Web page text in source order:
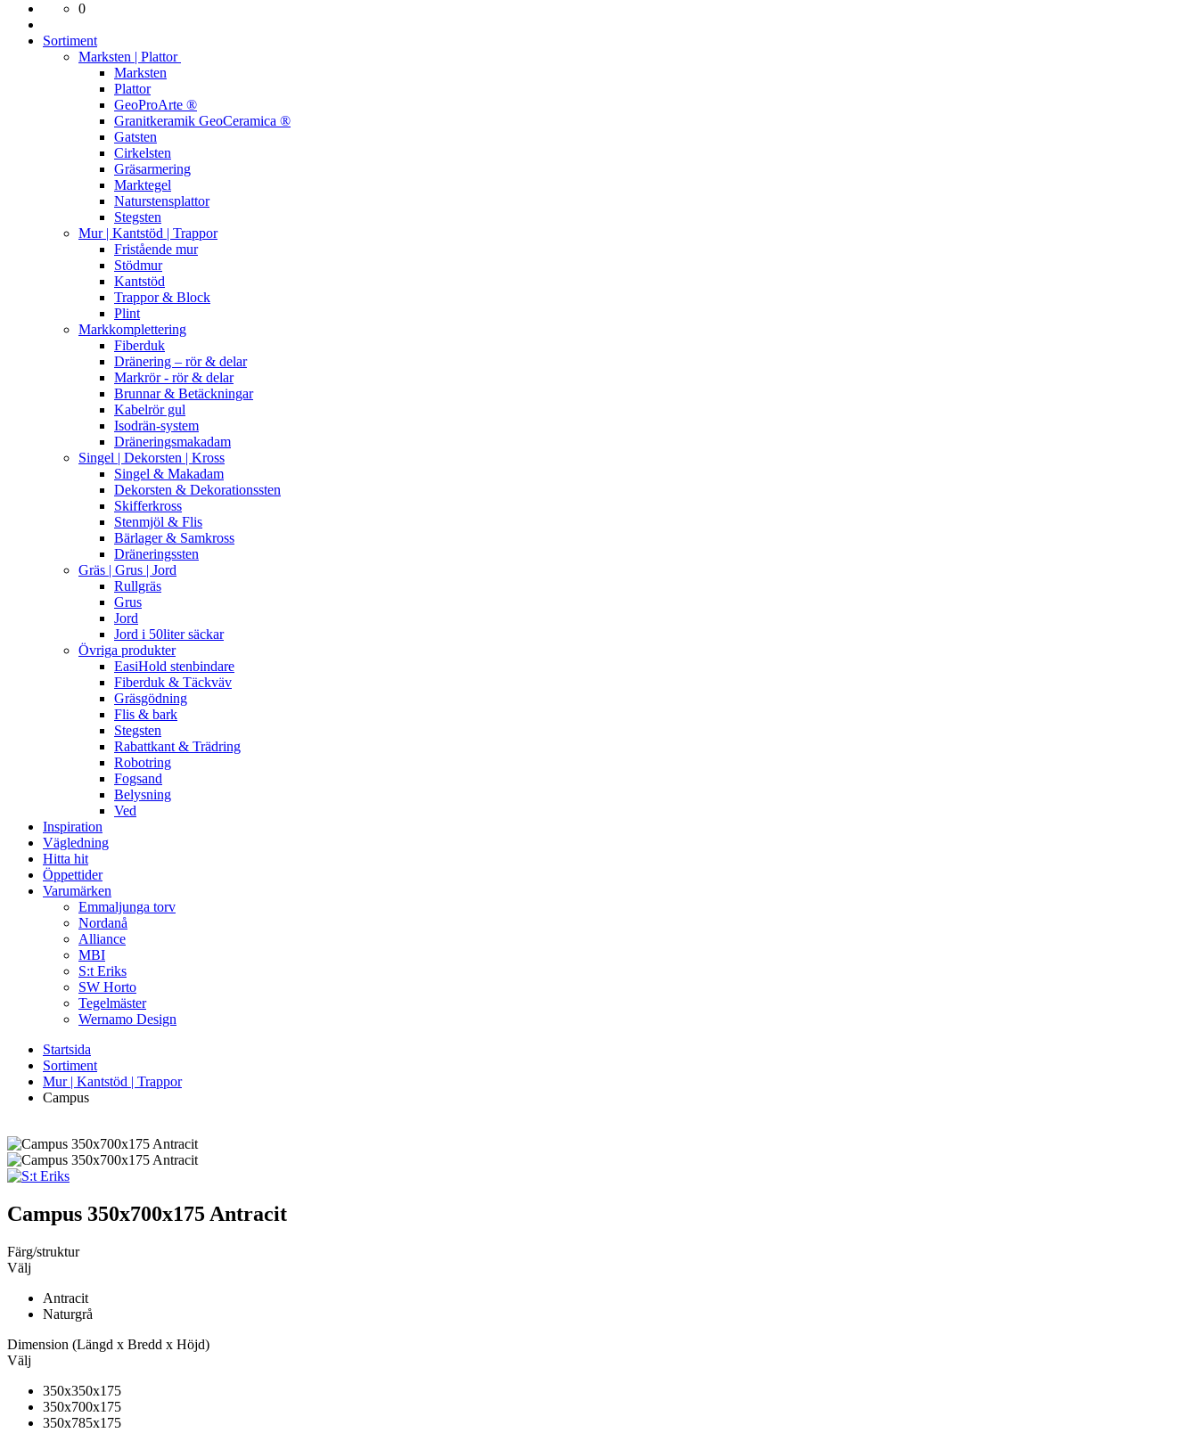
0
Sortiment
Marksten | Plattor
Marksten
Plattor
GeoProArte ®
Granitkeramik GeoCeramica ®
Gatsten
Cirkelsten
Gräsarmering
Marktegel
Naturstensplattor
Stegsten
Mur | Kantstöd | Trappor
Fristående mur
Stödmur
Kantstöd
Trappor & Block
Plint
Markkomplettering
Fiberduk
Dränering – rör & delar
Markrör - rör & delar
Brunnar & Betäckningar
Kabelrör gul
Isodrän-system
Dräneringsmakadam
Singel | Dekorsten | Kross
Singel & Makadam
Dekorsten & Dekorationssten
Skifferkross
Stenmjöl & Flis
Bärlager & Samkross
Dräneringssten
Gräs | Grus | Jord
Rullgräs
Grus
Jord
Jord i 50liter säckar
Övriga produkter
EasiHold stenbindare
Fiberduk & Täckväv
Gräsgödning
Flis & bark
Stegsten
Rabattkant & Trädring
Robotring
Fogsand
Belysning
Ved
Inspiration
Vägledning
Hitta hit
Öppettider
Varumärken
Emmaljunga torv
Nordanå
Alliance
MBI
S:t Eriks
SW Horto
Tegelmäster
Wernamo Design
Startsida
Sortiment
Mur | Kantstöd | Trappor
Campus
Campus 350x700x175 Antracit
Färg/struktur
Välj
Antracit
Naturgrå
Dimension (Längd x Bredd x Höjd)
Välj
350x350x175
350x700x175
350x785x175